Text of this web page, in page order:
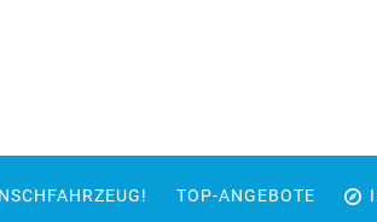
TOP-ANGEBOTE